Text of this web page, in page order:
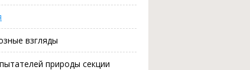
взгляды
природы секции